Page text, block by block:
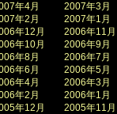
年4月
2007年3月
年2月
2007年1月
年12月
2006年11月
年10月
2006年9月
年8月
2006年7月
年6月
2006年5月
年4月
2006年3月
年2月
2006年1月
年12月
2005年11月